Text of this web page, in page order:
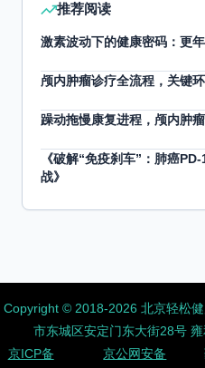
推荐阅读
激素波动下的健康密码：更
颅内肿瘤诊疗全流程，关键
躁动拖慢康复进程，颅内肿
《破解“免疫刹车”：肺癌
战》
Copyright ©️ 2018-2026 北京轻松
市东城区安定门东大街28号
京ICP备
京公网安备